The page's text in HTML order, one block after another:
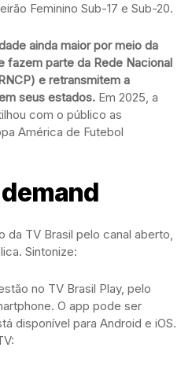
Feminino Sub-17 e Sub-20.
ainda maior por meio da
fazem parte da Rede Nacional
e retransmitem a
seus estados. Em 2025, a
com o público as
América de Futebol
da TV Brasil pelo canal aberto,
Sintonize:
no TV Brasil Play, pelo
O app pode ser
disponível para Android e iOS.